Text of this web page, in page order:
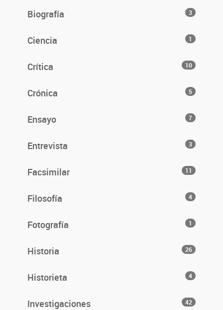
Biografía 3
Ciencia 1
Crítica 10
Crónica 5
Ensayo 7
Entrevista 3
Facsimilar 11
Filosofía 4
Fotografía 1
Historia 26
Historieta 4
Investigaciones 42